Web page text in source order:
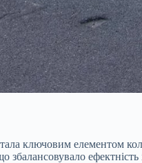
ключовим елементом
ефектність